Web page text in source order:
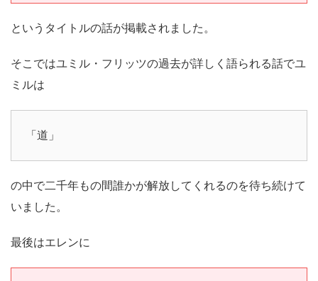
というタイトルの話が掲載されました。
そこではユミル・フリッツの過去が詳しく語られる話でユ
ミルは
「道」
の中で二千年もの間誰かが解放してくれるのを待ち続けて
いました。
最後はエレンに